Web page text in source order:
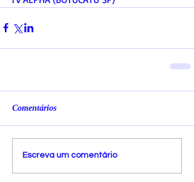
Comentários
Escreva um comentário